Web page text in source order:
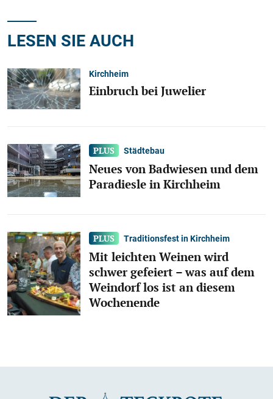
LESEN SIE AUCH
Kirchheim
Einbruch bei Juwelier
Städtebau
Neues von Badwiesen und dem
Paradiesle in Kirchheim
Traditionsfest in Kirchheim
Mit leichten Weinen wird
schwer gefeiert – was auf dem
Weindorf los ist an diesem
Wochenende